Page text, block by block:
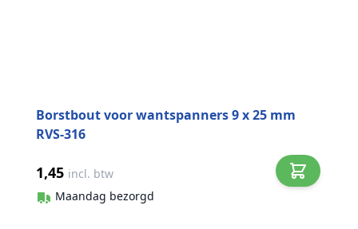
Borstbout voor wantspanners 9 x 25 mm
RVS-316
1,45 incl. btw
Maandag bezorgd